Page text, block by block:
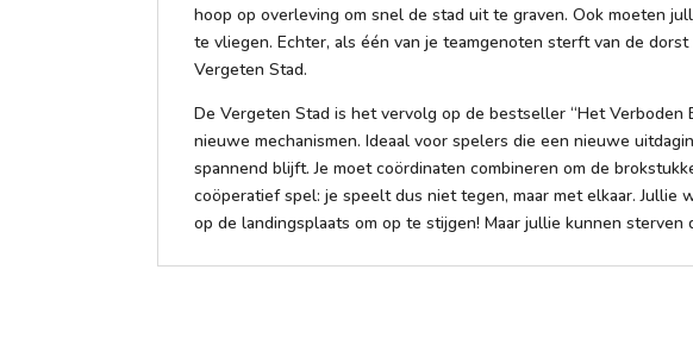
hoop op overleving om snel de stad uit te graven. Ook moeten
te vliegen. Echter, als één van je teamgenoten sterft van de
Vergeten Stad.
De Vergeten Stad is het vervolg op de bestseller “Het
nieuwe mechanismen. Ideaal voor spelers die een nieuwe
spannend blijft. Je moet coördinaten combineren om de
coöperatief spel: je speelt dus niet tegen, maar met elkaar.
op de landingsplaats om op te stijgen! Maar jullie kunnen